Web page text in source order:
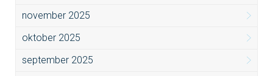
november 2025
oktober 2025
september 2025